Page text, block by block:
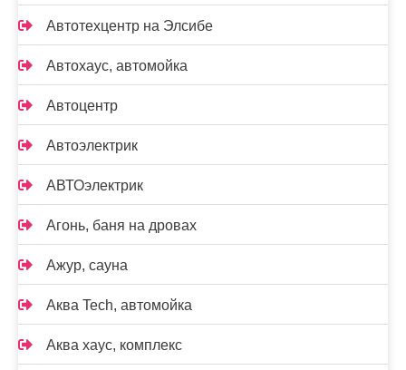
Автотехцентр на Элсибе
Автохаус, автомойка
Автоцентр
Автоэлектрик
АВТОэлектрик
Агонь, баня на дровах
Ажур, сауна
Аква Tech, автомойка
Аква хаус, комплекс